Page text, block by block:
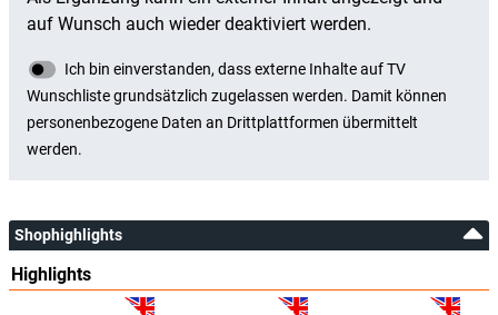
Shophighlights
Highlights